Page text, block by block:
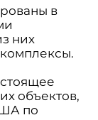
в
них
объектов,
по